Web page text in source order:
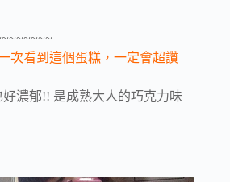
次看到這個蛋糕，一定會超讚
濃郁!! 是成熟大人的巧克力味